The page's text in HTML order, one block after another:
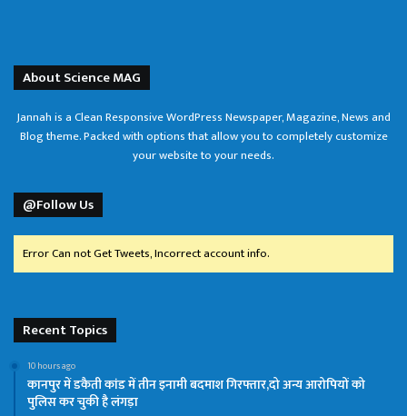
About Science MAG
Jannah is a Clean Responsive WordPress Newspaper, Magazine, News and
Blog theme. Packed with options that allow you to completely customize
your website to your needs.
@Follow Us
Error Can not Get Tweets, Incorrect account info.
Recent Topics
10 hours ago
कानपुर में डकैती कांड में तीन इनामी बदमाश गिरफ्तार,दो अन्य आरोपियों को
पुलिस कर चुकी है लंगड़ा